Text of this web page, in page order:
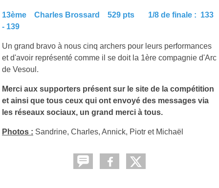
13ème Charles Brossard 529 pts 1/8 de finale : 133
- 139
Un grand bravo à nous cinq archers pour leurs performances
et d'avoir représenté comme il se doit la 1ère compagnie d'Arc
de Vesoul.
Merci aux supporters présent sur le site de la compétition
et ainsi que tous ceux qui ont envoyé des messages via
les réseaux sociaux, un grand merci à tous.
Photos : Sandrine, Charles, Annick, Piotr et Michaël